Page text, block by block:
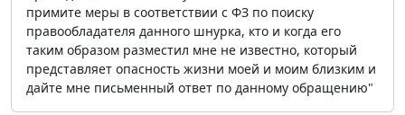
примите меры в соответствии с ФЗ по поиску
правообладателя данного шнурка, кто и когда его
таким образом разместил мне не известно, который
представляет опасность жизни моей и моим близким и
дайте мне письменный ответ по данному обращению"